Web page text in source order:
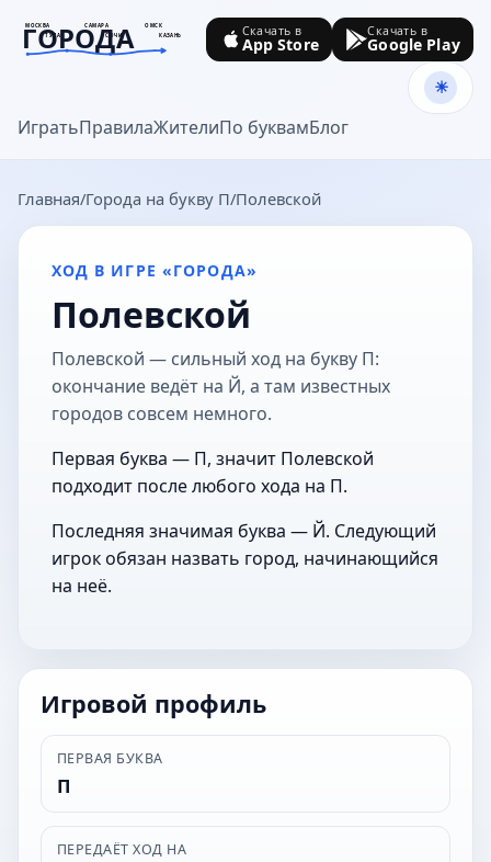
МОСКВА САМАРА
ОМСК
ТУЛА
СОЧИ КАЗАНЬ
ГОРОДА
goroda-na.ru
ИгратьПравилаЖителиПо буквамБлог
Скачать в
App Store
Скачать в
Google Play
Главная Города на букву П Полевской
ХОД В ИГРЕ «ГОРОДА»
Полевской
Полевской — сильный ход на букву П:
окончание ведёт на Й, а там известных
городов совсем немного.
Первая буква — П, значит Полевской
подходит после любого хода на П.
Последняя значимая буква — Й. Следующий
игрок обязан назвать город, начинающийся
на неё.
Игровой профиль
ПЕРВАЯ БУКВА
П
ПЕРЕДАЁТ ХОД НА